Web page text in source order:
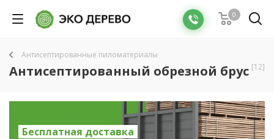
0
Антисептированные пиломатериалы
Антисептированный обрезной брус [12]
Бесплатная доставка